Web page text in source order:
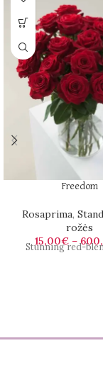
Freedom
Rosaprima,
rožės
15,00€ –
Stunning red-